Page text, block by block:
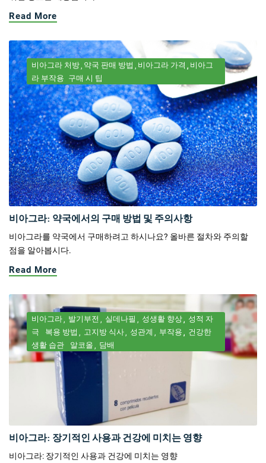
Read More
비아그라 처방 약국 판매 방법 비아그라 가격
비아그
라 부작용 구매 시 팁
비아그라: 약국에서의 구매 방법 및 주의사항
비아그라를 약국에서 구매하려고 하시나요? 올바른 절차와 주의할
점을 알아봅시다.
Read More
비아그라 발기부전 실데나필 성생활 향상
성적 자
극
복용 방법 고지방 식사 성관계 부작용
건강한
생활 습관
알코올 담배
비아그라: 장기적인 사용과 건강에 미치는 영향
비아그라: 장기적인 사용과 건강에 미치는 영향